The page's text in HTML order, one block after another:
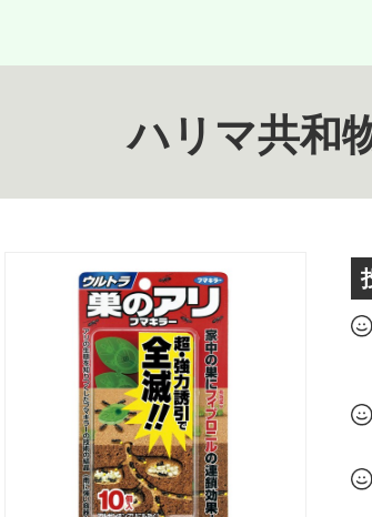
ハリマ共和